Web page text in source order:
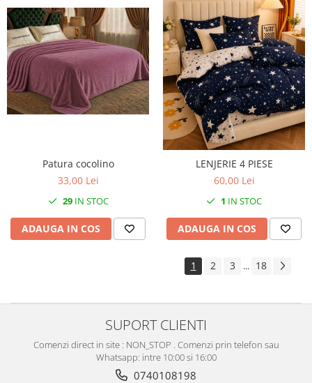
Patura cocolino
33,00 Lei
29IN STOC
ADAUGA IN COS
LENJERIE 4 PIESE
60,00 Lei
1 IN STOC
ADAUGA IN COS
1 2 3 ... 18
SUPORT CLIENTI
Comenzi direct in site : NON_STOP . Comenzi prin telefon sau
Whatsapp: intre 10:00 si 16:00
0740108198